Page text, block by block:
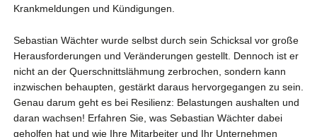
Krankmeldungen und Kündigungen.
Sebastian Wächter wurde selbst durch sein Schicksal vor große
Herausforderungen und Veränderungen gestellt. Dennoch ist er
nicht an der Querschnittslähmung zerbrochen, sondern kann
inzwischen behaupten, gestärkt daraus hervorgegangen zu sein.
Genau darum geht es bei Resilienz: Belastungen aushalten und
daran wachsen! Erfahren Sie, was Sebastian Wächter dabei
geholfen hat und wie Ihre Mitarbeiter und Ihr Unternehmen